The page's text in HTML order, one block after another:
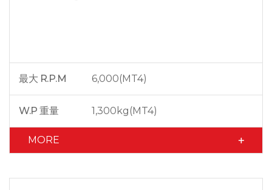
最大 R.P.M 6,000(MT4)
W.P 重量 1,300kg(MT4)
MORE